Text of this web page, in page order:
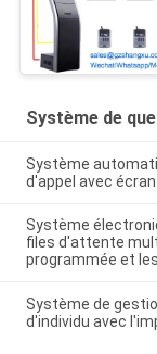
Système de
Système
d'appel avec
Système
files d'attente
programmée et
Système de
d'individu avec